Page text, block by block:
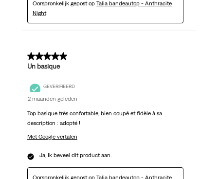
Oorspronkelijk gepost op Talia bandeautop - Anthracite
Night
5 van 5 sterren.
Un basique
GEVERIFIEERD
2 maanden geleden
Top basique très confortable, bien coupé et fidèle à sa
description : adopté !
Met Google vertalen
Ja, Ik beveel dit product aan.
Oorspronkelijk gepost op Talia bandeautop - Anthracite